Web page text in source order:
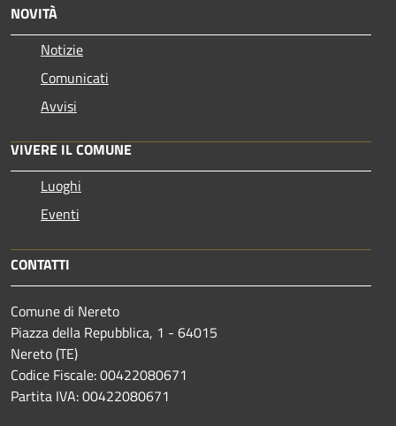
NOVITÀ
Notizie
Comunicati
Avvisi
VIVERE IL COMUNE
Luoghi
Eventi
CONTATTI
Comune di Nereto
Piazza della Repubblica, 1 - 64015
Nereto (TE)
Codice Fiscale: 00422080671
Partita IVA: 00422080671